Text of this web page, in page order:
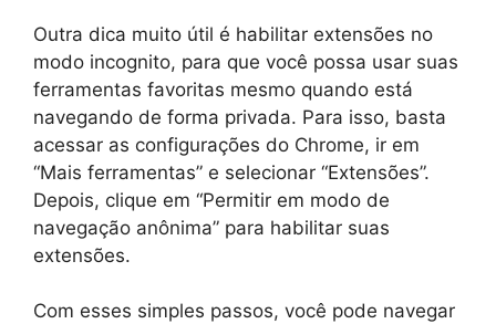
Outra dica muito útil é habilitar extensões no
modo incognito, para que você possa usar suas
ferramentas favoritas mesmo quando está
navegando de forma privada. Para isso, basta
acessar as configurações do Chrome, ir em
“Mais ferramentas” e selecionar “Extensões”.
Depois, clique em “Permitir em modo de
navegação anônima” para habilitar suas
extensões.
Com esses simples passos, você pode navegar